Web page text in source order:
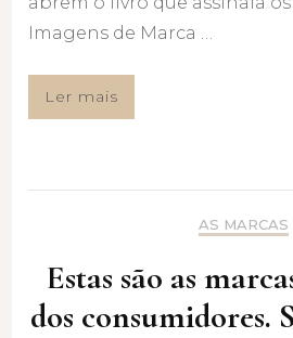
Imagens de Marca …
Ler mais
AS MARCAS
Estas são as
dos consumidores.